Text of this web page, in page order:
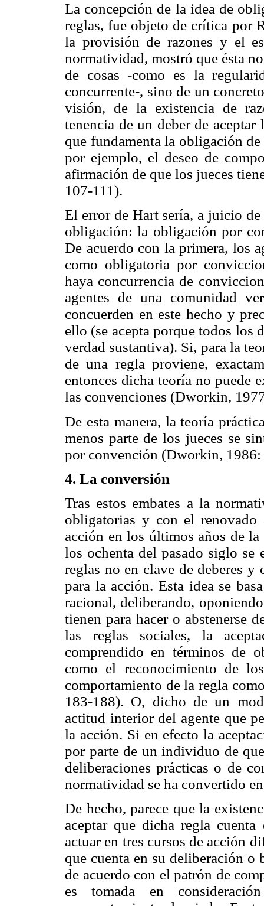
La concepción de la idea de
reglas, fue objeto de crítica por
la provisión de razones y el
normatividad, mostró que ésta
de cosas -como es la
concurrente-, sino de un
visión, de la existencia de
tenencia de un deber de
que fundamenta la obligación
por ejemplo, el deseo de
afirmación de que los jueces
107-111).
El error de Hart sería, a juicio
obligación: la obligación por
De acuerdo con la primera, los
como obligatoria por
haya concurrencia de
agentes de una comunidad
concuerden en este hecho y
ello (se acepta porque todos los
verdad sustantiva). Si, para la
de una regla proviene,
entonces dicha teoría no puede
las convenciones (Dworkin,
De esta manera, la teoría
menos parte de los jueces se
por convención (Dworkin, 1986:
4. La conversión
Tras estos embates a la
obligatorias y con el renovado
acción en los últimos años de
los ochenta del pasado siglo se
reglas no en clave de deberes y
para la acción. Esta idea se
racional, deliberando,
tienen para hacer o abstenerse
las reglas sociales, la
comprendido en términos de
como el reconocimiento de
comportamiento de la regla
183-188). O, dicho de un
actitud interior del agente que
la acción. Si en efecto la
por parte de un individuo de
deliberaciones prácticas o de
normatividad se ha convertido
De hecho, parece que la
aceptar que dicha regla
actuar en tres cursos de acción
que cuenta en su deliberación o
de acuerdo con el patrón de
es tomada en